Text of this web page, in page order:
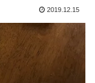
2019.12.15